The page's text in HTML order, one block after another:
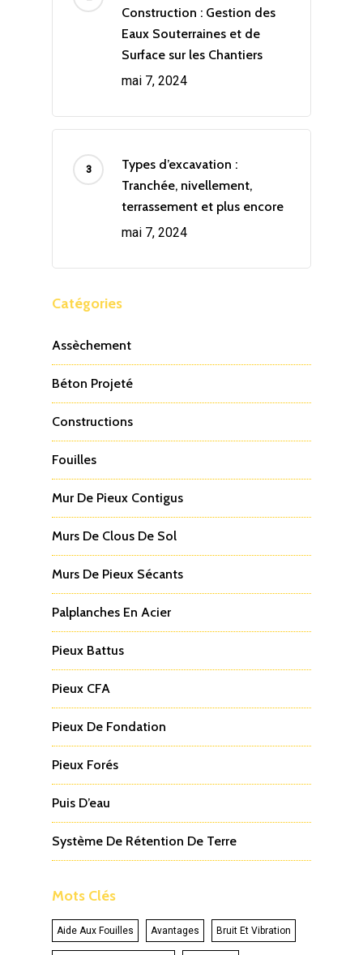
Construction : Gestion des
Eaux Souterraines et de
Surface sur les Chantiers
mai 7, 2024
Types d’excavation :
Tranchée, nivellement,
terrassement et plus encore
mai 7, 2024
Catégories
Assèchement
Béton Projeté
Constructions
Fouilles
Mur De Pieux Contigus
Murs De Clous De Sol
Murs De Pieux Sécants
Palplanches En Acier
Pieux Battus
Pieux CFA
Pieux De Fondation
Pieux Forés
Puis D’eau
Système De Rétention De Terre
Mots Clés
Aide Aux Fouilles Avantages Bruit Et Vibration